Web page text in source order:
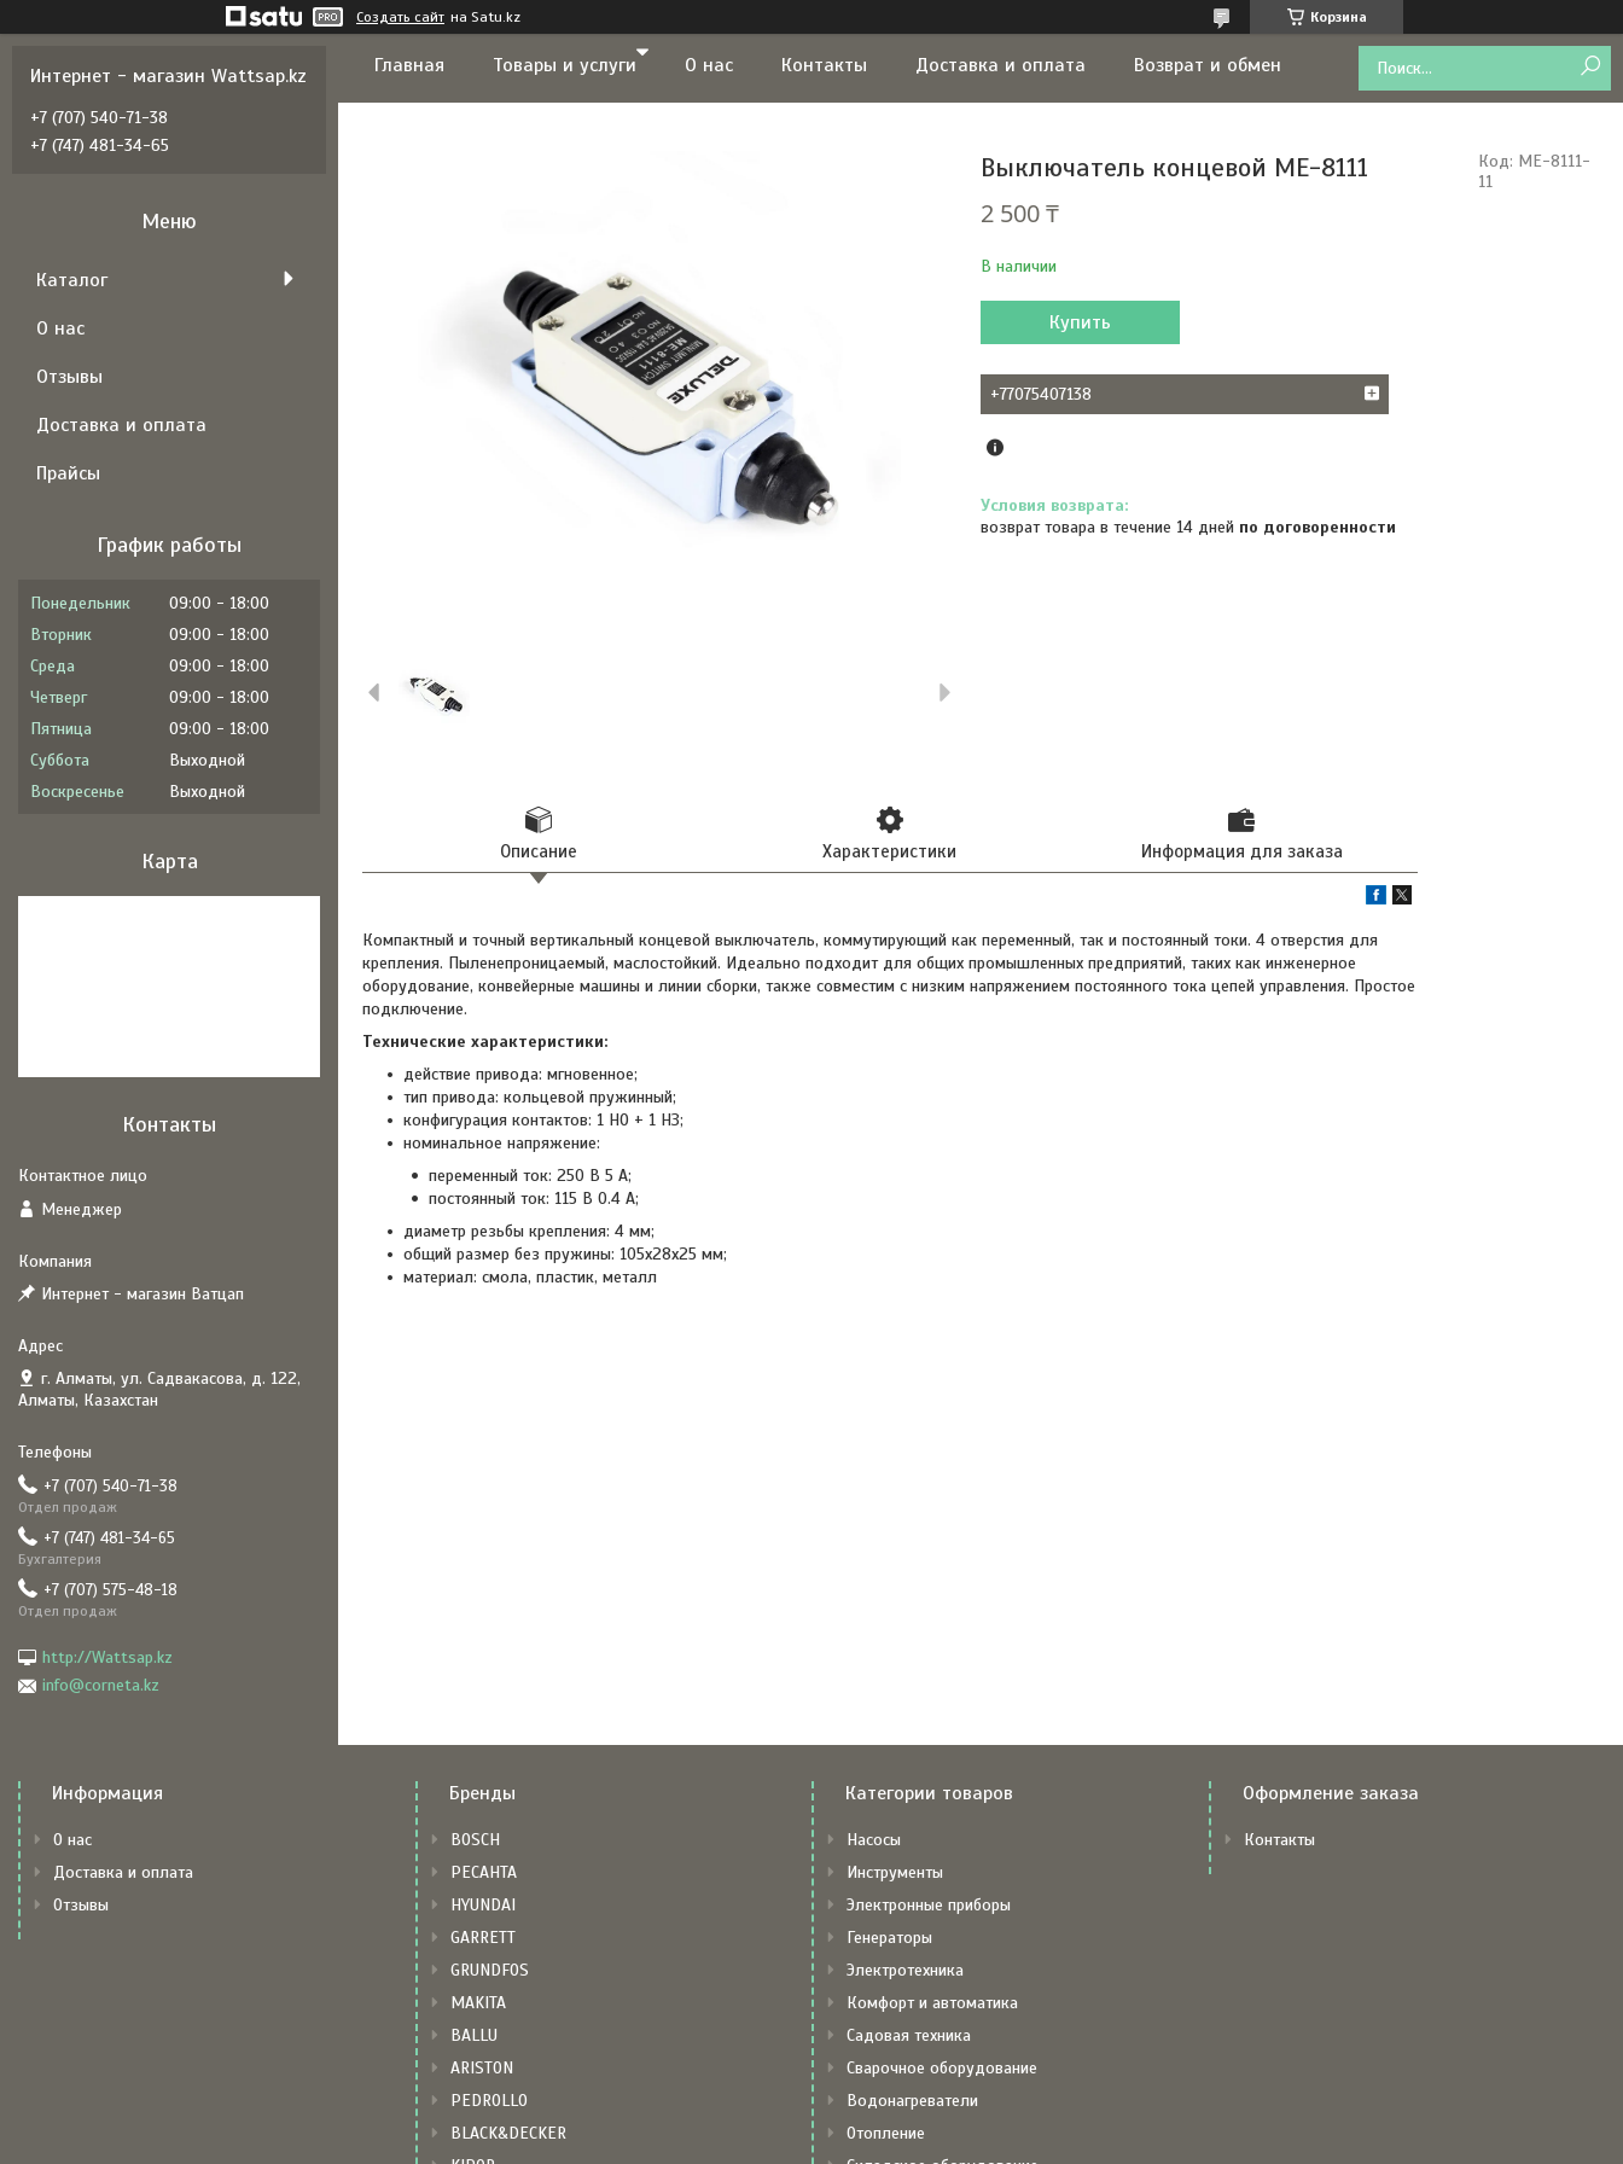
Создать сайт на Satu.kz Корзина
Главная Товары и услуги О нас Контакты Доставка и оплата Возврат и обмен
Выключатель концевой МЕ-8111
2 500 ₸
В наличии
Код: ME-8111-
11
Купить
+77075407138
возврат товара в течение 14 дней по договоренности
Описание Характеристики Информация для заказа
Компактный и точный вертикальный концевой выключатель, коммутирующий как переменный, так и постоянный токи. 4 отверстия для
крепления. Пыленепроницаемый, маслостойкий. Идеально подходит для общих промышленных предприятий, таких как инженерное
оборудование, конвейерные машины и линии сборки, также совместим с низким напряжением постоянного тока цепей управления. Простое
подключение.
Технические характеристики:
действие привода: мгновенное;
тип привода: кольцевой пружинный;
конфигурация контактов: 1 НО + 1 НЗ;
номинальное напряжение:
переменный ток: 250 В 5 А;
постоянный ток: 115 В 0.4 А;
диаметр резьбы крепления: 4 мм;
общий размер без пружины: 105x28x25 мм;
материал: смола, пластик, металл
Интернет - магазин Wattsap.kz
+7 (707) 540-71-38
+7 (747) 481-34-65
Каталог
О нас
Отзывы
Доставка и оплата
Прайсы
График работы
Понедельник 09:00
18:00
Вторник
09:00
18:00
Среда
09:00
18:00
Четверг
09:00
18:00
Пятница
09:00
18:00
Суббота
Выходной
Воскресенье
Выходной
Карта
Контакты
Менеджер
Интернет - магазин Ватцап
г. Алматы, ул. Садвакасова, д. 122,
Алматы, Казахстан
+7 (707) 540-71-38
Отдел продаж
+7 (747) 481-34-65
Бухгалтерия
+7 (707) 575-48-18
Отдел продаж
http://Wattsap.kz
info@corneta.kz
Информация
О нас
Доставка и оплата
Отзывы
Бренды
BOSCH
РЕСАНТА
HYUNDAI
GARRETT
GRUNDFOS
MAKITA
BALLU
ARISTON
PEDROLLO
BLACK&DECKER
Категории товаров
Насосы
Инструменты
Электронные приборы
Генераторы
Электротехника
Комфорт и автоматика
Садовая техника
Сварочное оборудование
Водонагреватели
Отопление
Оформление заказа
Контакты